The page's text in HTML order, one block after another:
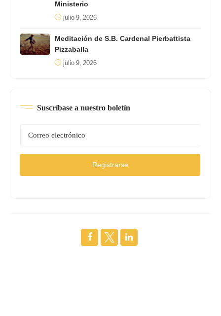
Ministerio
julio 9, 2026
Meditación de S.B. Cardenal Pierbattista
Pizzaballa
julio 9, 2026
Suscríbase a nuestro boletín
Registrarse